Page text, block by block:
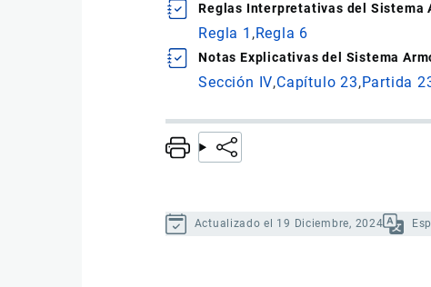
Reglas Interpretativas del Sistema
Regla 1 Regla 6
Notas Explicativas del Sistema
Sección IV Capítulo 23 Partida
Actualizado el 19 Diciembre, 2024